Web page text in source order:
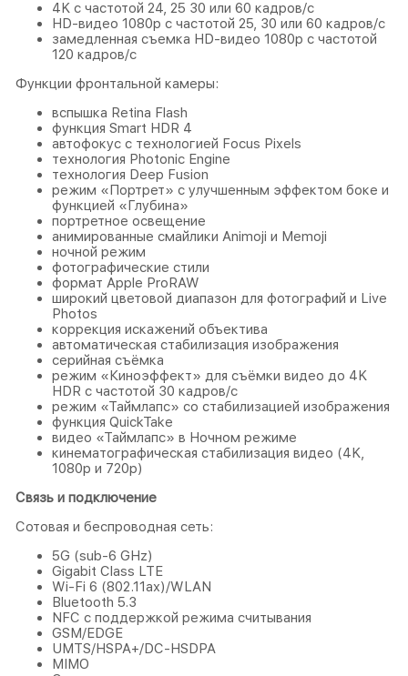
4K с частотой 24, 25 30 или 60 кадров/с
HD-видео 1080p с частотой 25, 30 или 60 кадров/с
замедленная съемка HD-видео 1080p с частотой
120 кадров/с
Функции фронтальной камеры:
вспышка Retina Flash
функция Smart HDR 4
автофокус с технологией Focus Pixels
технология Photonic Engine
технология Deep Fusion
режим «Портрет» с улучшенным эффектом боке и
функцией «Глубина»
портретное освещение
анимированные смайлики Animoji и Memoji
ночной режим
фотографические стили
формат Apple ProRAW
широкий цветовой диапазон для фотографий и Live
Photos
коррекция искажений объектива
автоматическая стабилизация изображения
серийная съëмка
режим «Киноэффект» для съёмки видео до 4K
HDR с частотой 30 кадров/с
режим «Таймлапс» со стабилизацией изображения
функция QuickTake
видео «Таймлапс» в Ночном режиме
кинематографическая стабилизация видео (4K,
1080p и 720p)
Связь и подключение
Сотовая и беспроводная сеть:
5G (sub‑6 GHz)
Gigabit Class LTE
Wi‑Fi 6 (802.11ax)/WLAN
Bluetooth 5.3
NFC с поддержкой режима считывания
GSM/EDGE
UMTS/​HSPA+/​DC-HSDPA
MIMO